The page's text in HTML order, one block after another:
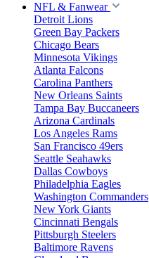
NFL & Fanwear
Detroit Lions
Green Bay Packers
Chicago Bears
Minnesota Vikings
Atlanta Falcons
Carolina Panthers
New Orleans Saints
Tampa Bay Buccaneers
Arizona Cardinals
Los Angeles Rams
San Francisco 49ers
Seattle Seahawks
Dallas Cowboys
Philadelphia Eagles
Washington Commanders
New York Giants
Cincinnati Bengals
Pittsburgh Steelers
Baltimore Ravens